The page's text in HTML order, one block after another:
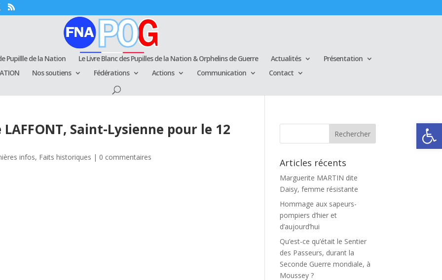
Ouvrir
Pupillle de la Nation Le Livre Blanc des Pupilles de la Nation & Orphelins de Guerre Actualités
Présentation
Nos soutiens Fédérations Actions Communication Contact
Saint-Lysienne pour le 12
infos, Faits historiques | 0 commentaires Articles récents
Marguerite MARTIN dite
Daisy, femme résistante
Hommage aux sapeurs-
pompiers d’hier et
d’aujourd’hui
Qu’est-ce qu’était le Sentier
des Passeurs, durant la
Seconde Guerre mondiale, à
Moussey ?